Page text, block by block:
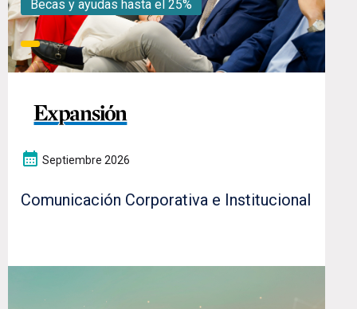
Becas y ayudas hasta el 25%
Septiembre 2026
Comunicación Corporativa e Institucional